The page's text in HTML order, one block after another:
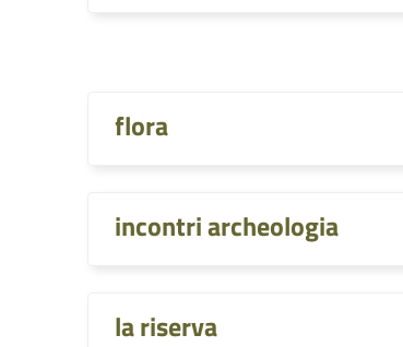
flora
incontri archeologia
la riserva